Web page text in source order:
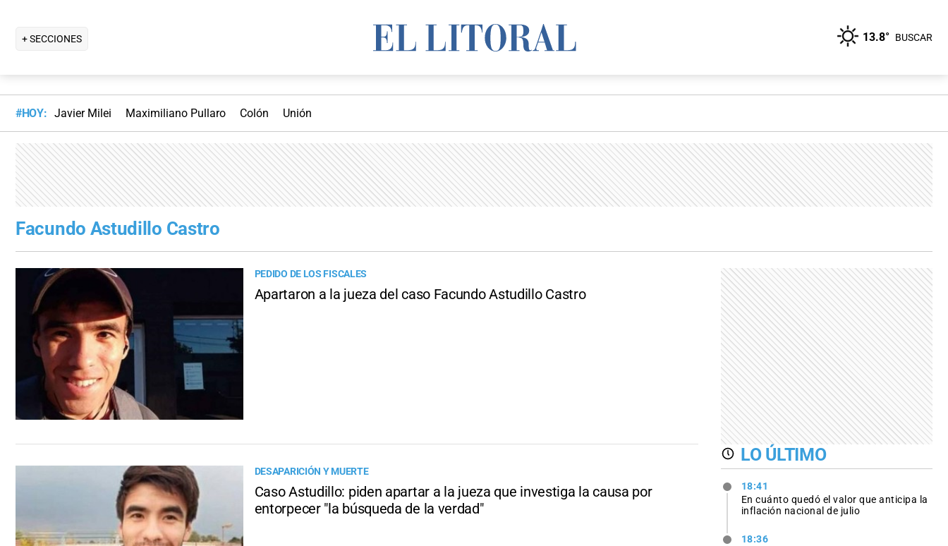
+ SECCIONES 13.8° BUSCAR
#HOY: Javier Milei Maximiliano Pullaro Colón Unión
Facundo Astudillo Castro
PEDIDO DE LOS FISCALES
Apartaron a la jueza del caso Facundo Astudillo Castro
DESAPARICIÓN Y MUERTE
Caso Astudillo: piden apartar a la jueza que investiga la causa por
entorpecer "la búsqueda de la verdad"
LO ÚLTIMO
18:41
En cuánto quedó el valor que anticipa la
inflación nacional de julio
18:36